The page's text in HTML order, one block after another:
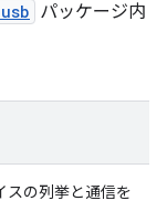
パッケージ内
スの列挙と通信を